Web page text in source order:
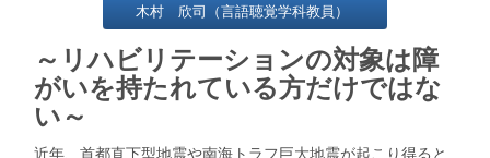
木村 欣司（言語聴覚学科教員）
～リハビリテーションの対象は障
がいを持たれている方だけではな
い～
近年、首都直下型地震や南海トラフ巨大地震が起こり得ると